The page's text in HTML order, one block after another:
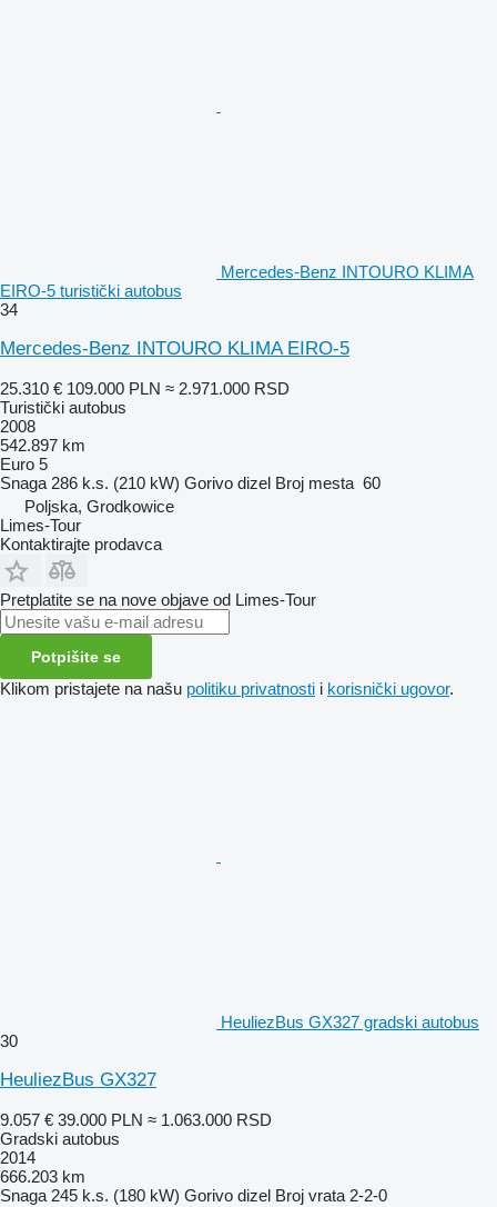
Mercedes-Benz INTOURO KLIMA
EIRO-5 turistički autobus
34
Mercedes-Benz INTOURO KLIMA EIRO-5
25.310 € 109.000 PLN ≈ 2.971.000 RSD
Turistički autobus
2008
542.897 km
Euro 5
Snaga 286 k.s. (210 kW) Gorivo dizel Broj mesta 60
Poljska, Grodkowice
Limes-Tour
Kontaktirajte prodavca
Pretplatite se na nove objave od Limes-Tour
Potpišite se
Klikom pristajete na našu politiku privatnosti i korisnički ugovor.
HeuliezBus GX327 gradski autobus
30
HeuliezBus GX327
9.057 € 39.000 PLN ≈ 1.063.000 RSD
Gradski autobus
2014
666.203 km
Snaga 245 k.s. (180 kW) Gorivo dizel Broj vrata 2-2-0